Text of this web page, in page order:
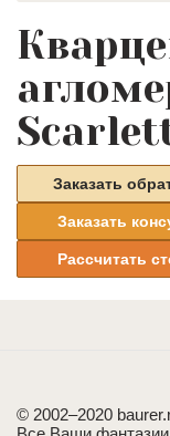
Заказать
Заказать
Рассчитать
© 2002–2020